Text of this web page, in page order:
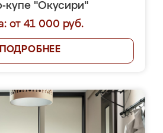
купе "Окусири"
от 41 000 руб.
ПОДРОБНЕЕ